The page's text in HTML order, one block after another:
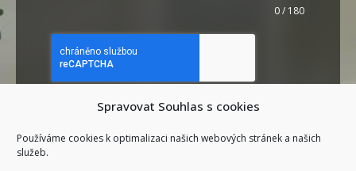
Spravovat Souhlas s cookies
Používáme cookies k optimalizaci našich webových stránek a našich
služeb.
0 / 180
Poslat zprávu